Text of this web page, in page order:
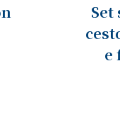
Set
e